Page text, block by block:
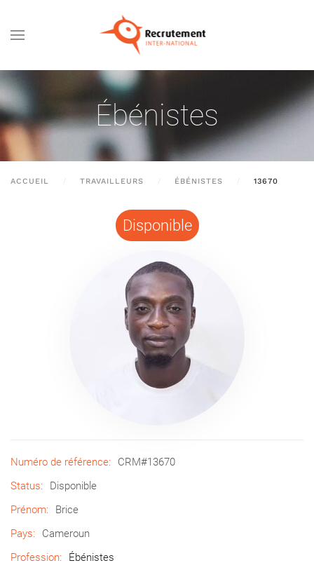
Passer au contenu principal
Ébénistes
ACCUEIL TRAVAILLEURS ÉBÉNISTES 13670
Disponible
Numéro de référence:
CRM#13670
Status:
Disponible
Prénom:
Brice
Pays:
Cameroun
Profession:
Ébénistes